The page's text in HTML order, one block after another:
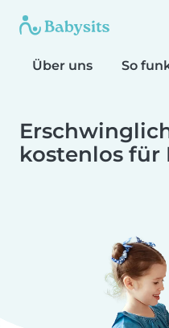
Über uns So
kostenlos für